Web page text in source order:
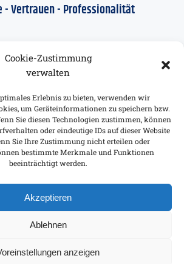
Cookie-Zustimmung
verwalten
Erlebnis zu bieten, verwenden wir
um Geräteinformationen zu speichern bzw.
Sie diesen Technologien zustimmen, können
oder eindeutige IDs auf dieser Website
Sie Ihre Zustimmung nicht erteilen oder
bestimmte Merkmale und Funktionen
beeinträchtigt werden.
Akzeptieren
Ablehnen
anzeigen
- Vertrauen - Professionalität
BESUCHEN SIE UNS
Unser Standort in Essen
Grendplatz 2a
45276 Essen
Rechtliches
Datenschutz